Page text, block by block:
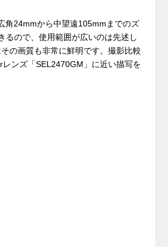
角24mmから中望遠105mmまでのズ
るので、使用範囲が広いのは先述し
の画質も非常に鮮明です。撮影比較
レンズ「SEL2470GM」に近い描写を